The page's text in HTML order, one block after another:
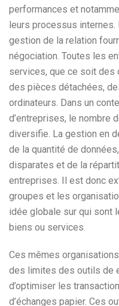
performances et
leurs processus internes.
gestion de la relation
négociation. Toutes les
services, que ce soit des
des pièces détachées,
ordinateurs. Dans un
d’entreprises, le nombre
diversifie. La gestion en
de la quantité de
disparates et de la
entreprises. Il est donc
groupes et les
idée globale sur qui sont
biens ou services.
Ces mêmes
des limites des outils de
d’optimiser les
d’échanges papier. Ces